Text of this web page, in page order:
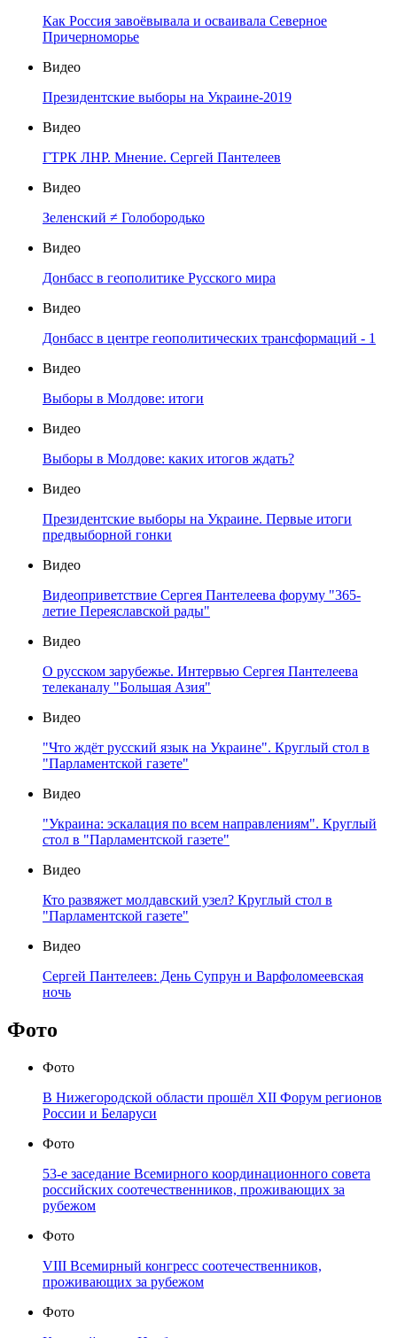
Как Россия завоёвывала и осваивала Северное
Причерноморье
Видео
Президентские выборы на Украине-2019
Видео
ГТРК ЛНР. Мнение. Сергей Пантелеев
Видео
Зеленский ≠ Голобородько
Видео
Донбасс в геополитике Русского мира
Видео
Донбасс в центре геополитических трансформаций - 1
Видео
Выборы в Молдове: итоги
Видео
Выборы в Молдове: каких итогов ждать?
Видео
Президентские выборы на Украине. Первые итоги
предвыборной гонки
Видео
Видеоприветствие Сергея Пантелеева форуму "365-
летие Переяславской рады"
Видео
О русском зарубежье. Интервью Сергея Пантелеева
телеканалу "Большая Азия"
Видео
"Что ждёт русский язык на Украине". Круглый стол в
"Парламентской газете"
Видео
"Украина: эскалация по всем направлениям". Круглый
стол в "Парламентской газете"
Видео
Кто развяжет молдавский узел? Круглый стол в
"Парламентской газете"
Видео
Сергей Пантелеев: День Супрун и Варфоломеевская
ночь
Фото
Фото
В Нижегородской области прошёл XII Форум регионов
России и Беларуси
Фото
53-е заседание Всемирного координационного совета
российских соотечественников, проживающих за
рубежом
Фото
VIII Всемирный конгресс соотечественников,
проживающих за рубежом
Фото